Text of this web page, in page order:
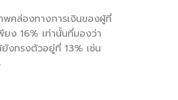
คล่องทางการเงินของผู้ที่
ง 16% เท่านั้นที่มองว่า
งทรงตัวอยู่ที่ 13% เช่น